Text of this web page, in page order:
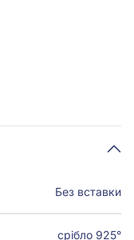
Без вставки
срібло 925°